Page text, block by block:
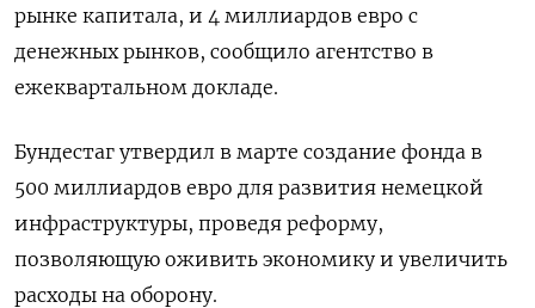
рынке капитала, и 4 миллиардов евро с
денежных рынков, сообщило агентство в
ежеквартальном докладе.
Бундестаг утвердил в марте создание фонда в
500 миллиардов евро для развития немецкой
инфраструктуры, проведя реформу,
позволяющую оживить экономику и увеличить
расходы на оборону.